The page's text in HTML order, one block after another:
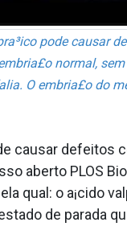
pode causar
normal,
O embria£o do
causar defeitos
aberto PLOS
qual: o a¡cido
de parada